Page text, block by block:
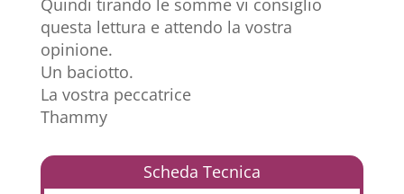
questa lettura e attendo la vostra
opinione.
Un baciotto.
La vostra peccatrice
Thammy
Scheda Tecnica